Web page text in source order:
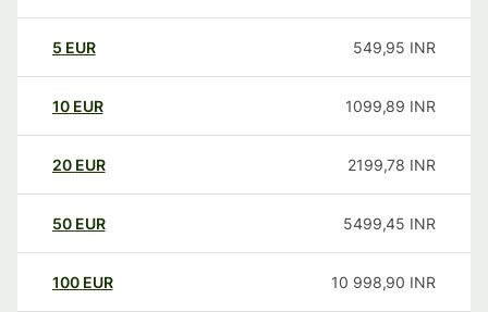
5 EUR 549,95 INR
10 EUR 1099,89 INR
20 EUR 2199,78 INR
50 EUR 5499,45 INR
100 EUR 10 998,90 INR